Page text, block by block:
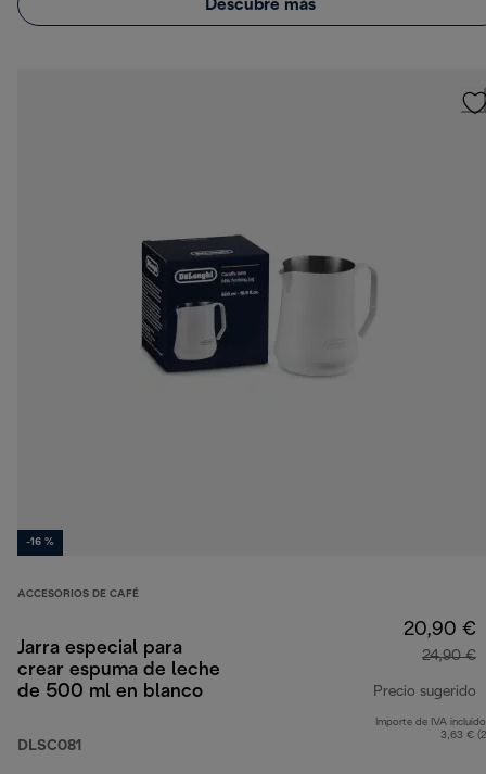
Descubre más
-16 %
ACCESORIOS DE CAFÉ
Jarra especial para
crear espuma de leche
de 500 ml en blanco
DLSC081
20,90 €
24,90 €
Precio sugerido
Importe de IVA
3,63 €